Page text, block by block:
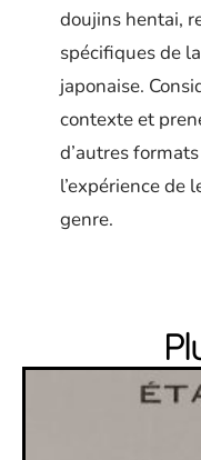
doujins hentai,
spécifiques de
japonaise.
contexte et
d’autres
l’expérience de
genre.